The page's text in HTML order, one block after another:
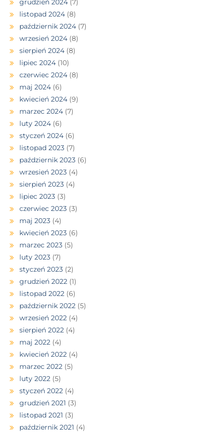
grudzień 2024 (7)
listopad 2024 (8)
październik 2024 (7)
wrzesień 2024 (8)
sierpień 2024 (8)
lipiec 2024 (10)
czerwiec 2024 (8)
maj 2024 (6)
kwiecień 2024 (9)
marzec 2024 (7)
luty 2024 (6)
styczeń 2024 (6)
listopad 2023 (7)
październik 2023 (6)
wrzesień 2023 (4)
sierpień 2023 (4)
lipiec 2023 (3)
czerwiec 2023 (3)
maj 2023 (4)
kwiecień 2023 (6)
marzec 2023 (5)
luty 2023 (7)
styczeń 2023 (2)
grudzień 2022 (1)
listopad 2022 (6)
październik 2022 (5)
wrzesień 2022 (4)
sierpień 2022 (4)
maj 2022 (4)
kwiecień 2022 (4)
marzec 2022 (5)
luty 2022 (5)
styczeń 2022 (4)
grudzień 2021 (3)
listopad 2021 (3)
październik 2021 (4)